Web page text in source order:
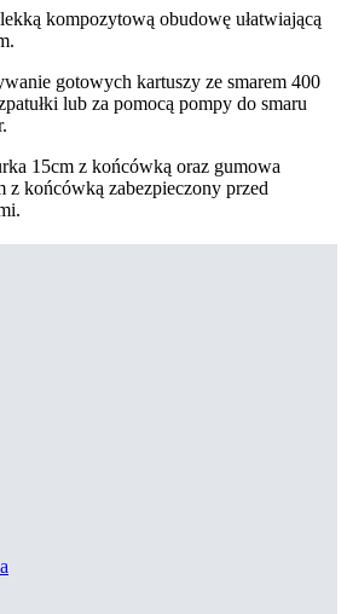
kompozytową obudowę ułatwiającą
gotowych kartuszy ze smarem 400
lub za pomocą pompy do smaru
15cm z końcówką oraz gumowa
z końcówką zabezpieczony przed